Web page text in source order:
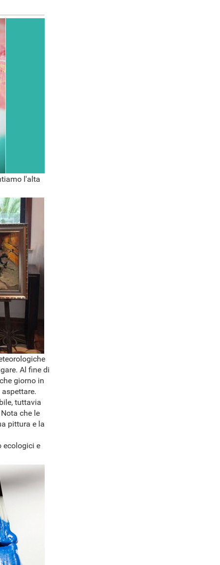
l'alta
Al fine di
giorno in
tuttavia
che le
pittura e la
ecologici e